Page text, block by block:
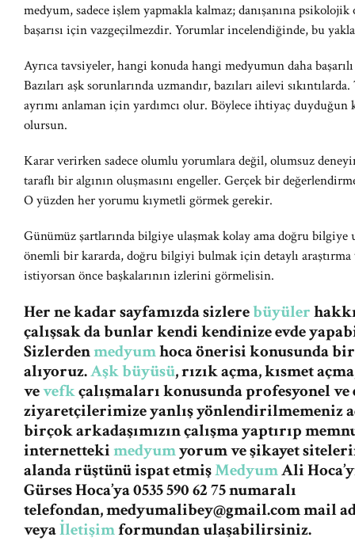
medyum, sadece işlem yapmakla kalmaz; danışanına
başarısı için vazgeçilmezdir. Yorumlar incelendiğinde, bu
Ayrıca tavsiyeler, hangi konuda hangi medyumun daha
Bazıları aşk sorunlarında uzmandır, bazıları ailevi
ayrımı anlaman için yardımcı olur. Böylece ihtiyaç
olursun.
Karar verirken sadece olumlu yorumlara değil, olumsuz
taraflı bir algının oluşmasını engeller. Gerçek bir
O yüzden her yorumu kıymetli görmek gerekir.
Günümüz şartlarında bilgiye ulaşmak kolay ama doğru
önemli bir kararda, doğru bilgiyi bulmak için detaylı
istiyorsan önce başkalarının izlerini görmelisin.
Her ne kadar sayfamızda sizlerebüyüler
çalışsak da bunlar kendi kendinize evde
Sizlerdenmedyumhoca önerisi konusunda
alıyoruz.Aşk büyüsü, rızık açma, kısmet
vevefkçalışmaları konusunda profesyonel
ziyaretçilerimize yanlış yönlendirilmemeniz
birçok arkadaşımızın çalışma yaptırıp
internettekimedyumyorum ve şikayet
alanda rüştünü ispat etmişMedyumAli
Gürses Hoca’ya 0535 590 62 75 numaralı
telefondan,medyumalibey@gmail.commail
veyaİletişimformundan ulaşabilirsiniz.